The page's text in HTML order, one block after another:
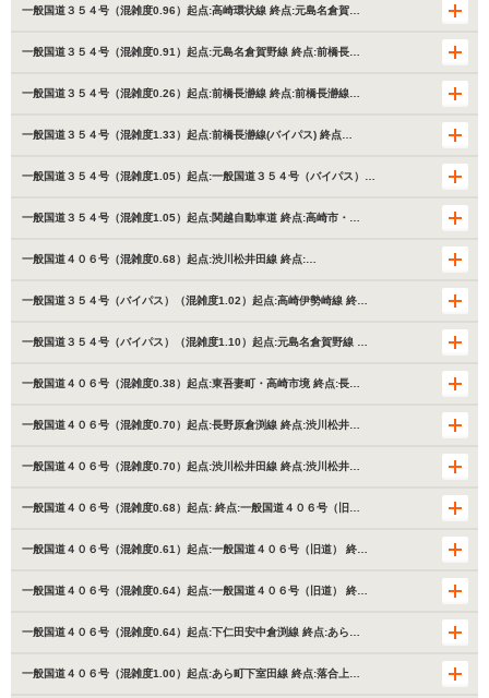
一般国道３５４号（混雑度0.96）起点:高崎環状線 終点:元島名倉賀…
一般国道３５４号（混雑度0.91）起点:元島名倉賀野線 終点:前橋長…
一般国道３５４号（混雑度0.26）起点:前橋長瀞線 終点:前橋長瀞線…
一般国道３５４号（混雑度1.33）起点:前橋長瀞線(バイパス) 終点…
一般国道３５４号（混雑度1.05）起点:一般国道３５４号（バイパス）…
一般国道３５４号（混雑度1.05）起点:関越自動車道 終点:高崎市・…
一般国道４０６号（混雑度0.68）起点:渋川松井田線 終点:…
一般国道３５４号（バイパス）（混雑度1.02）起点:高崎伊勢崎線 終…
一般国道３５４号（バイパス）（混雑度1.10）起点:元島名倉賀野線 …
一般国道４０６号（混雑度0.38）起点:東吾妻町・高崎市境 終点:長…
一般国道４０６号（混雑度0.70）起点:長野原倉渕線 終点:渋川松井…
一般国道４０６号（混雑度0.70）起点:渋川松井田線 終点:渋川松井…
一般国道４０６号（混雑度0.68）起点: 終点:一般国道４０６号（旧…
一般国道４０６号（混雑度0.61）起点:一般国道４０６号（旧道） 終…
一般国道４０６号（混雑度0.64）起点:一般国道４０６号（旧道） 終…
一般国道４０６号（混雑度0.64）起点:下仁田安中倉渕線 終点:あら…
一般国道４０６号（混雑度1.00）起点:あら町下室田線 終点:落合上…